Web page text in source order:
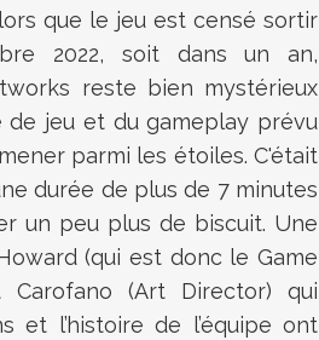
que le jeu est censé sortir
2022, soit dans un an,
reste bien mystérieux
de jeu et du gameplay prévu
parmi les étoiles. C'était
durée de plus de 7 minutes
un peu plus de biscuit. Une
(qui est donc le Game
(Art Director) qui
et l’histoire de l’équipe ont